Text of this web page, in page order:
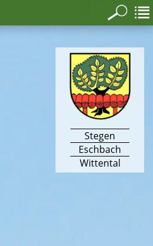
Stegen
Eschbach
Wittental